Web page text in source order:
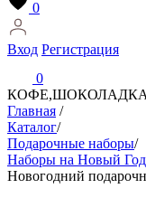
0
Вход Регистрация
0
КОФЕ,ШОКОЛАД
Главная /
Каталог/
Подарочные наборы/
Наборы на Новый Год
Новогодний